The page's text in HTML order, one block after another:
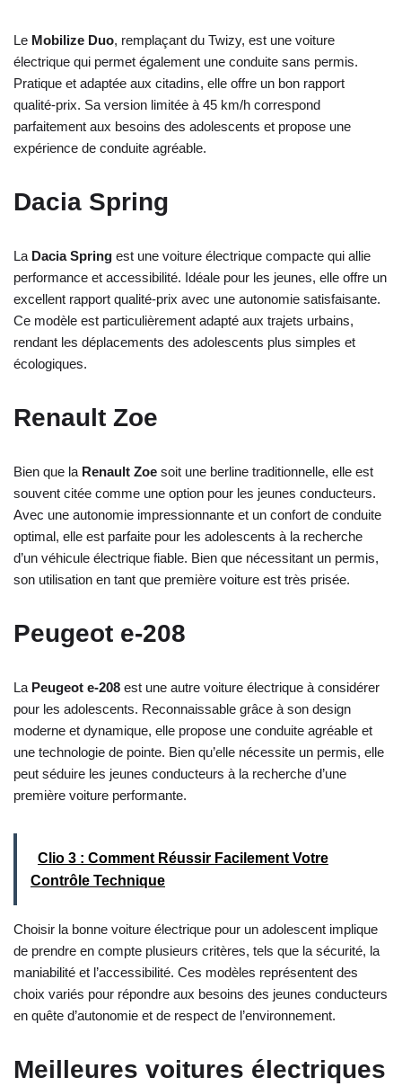
Le Mobilize Duo, remplaçant du Twizy, est une voiture
électrique qui permet également une conduite sans permis.
Pratique et adaptée aux citadins, elle offre un bon rapport
qualité-prix. Sa version limitée à 45 km/h correspond
parfaitement aux besoins des adolescents et propose une
expérience de conduite agréable.
Dacia Spring
La Dacia Spring est une voiture électrique compacte qui allie
performance et accessibilité. Idéale pour les jeunes, elle offre un
excellent rapport qualité-prix avec une autonomie satisfaisante.
Ce modèle est particulièrement adapté aux trajets urbains,
rendant les déplacements des adolescents plus simples et
écologiques.
Renault Zoe
Bien que la Renault Zoe soit une berline traditionnelle, elle est
souvent citée comme une option pour les jeunes conducteurs.
Avec une autonomie impressionnante et un confort de conduite
optimal, elle est parfaite pour les adolescents à la recherche
d’un véhicule électrique fiable. Bien que nécessitant un permis,
son utilisation en tant que première voiture est très prisée.
Peugeot e-208
La Peugeot e-208 est une autre voiture électrique à considérer
pour les adolescents. Reconnaissable grâce à son design
moderne et dynamique, elle propose une conduite agréable et
une technologie de pointe. Bien qu’elle nécessite un permis, elle
peut séduire les jeunes conducteurs à la recherche d’une
première voiture performante.
Clio 3 : Comment Réussir Facilement Votre
Contrôle Technique
Choisir la bonne voiture électrique pour un adolescent implique
de prendre en compte plusieurs critères, tels que la sécurité, la
maniabilité et l’accessibilité. Ces modèles représentent des
choix variés pour répondre aux besoins des jeunes conducteurs
en quête d’autonomie et de respect de l’environnement.
Meilleures voitures électriques